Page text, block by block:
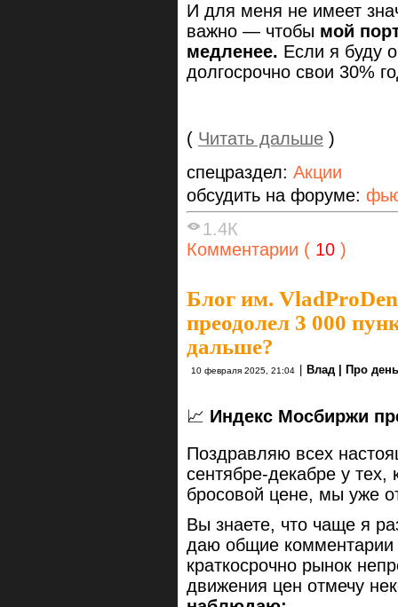
И для меня не имеет
важно — чтобы мой
медленее. Если я буду
долгосрочно свои 30%
( Читать дальше )
спецраздел: Акции
обсудить на форуме:
1.4К
Комментарии ( 10 )
Блог им.
преодолел 3 000
дальше?
10 февраля 2025, 21:04 Влад | Про
📈 Индекс Мосбиржи
Поздравляю всех
сентябре-декабре у
бросовой цене, мы уже
Вы знаете, что чаще я
даю общие комментарии
краткосрочно рынок
движения цен отмечу